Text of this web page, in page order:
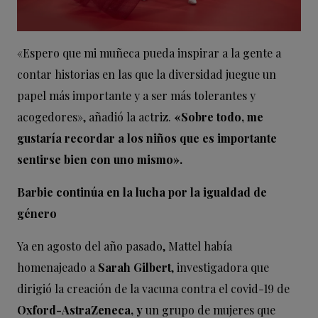
«Espero que mi muñeca pueda inspirar a la gente a
contar historias en las que la diversidad juegue un
papel más importante y a ser más tolerantes y
acogedores», añadió la actriz. «Sobre todo, me
gustaría recordar a los niños que es importante
sentirse bien con uno mismo».
Barbie continúa en la lucha por la igualdad de
género
Ya en agosto del año pasado, Mattel había
homenajeado a Sarah Gilbert, investigadora que
dirigió la creación de la vacuna contra el covid-19 de
Oxford-AstraZeneca, yun grupo de mujeres que